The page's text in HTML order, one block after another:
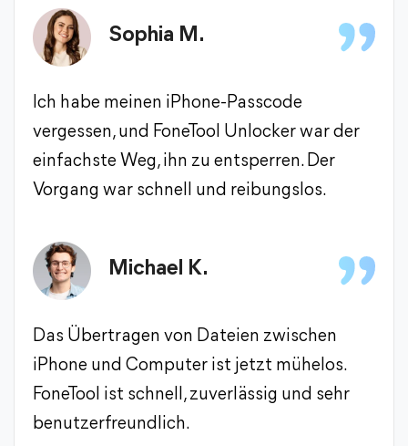
Sophia M.
Ich habe meinen iPhone-Passcode
vergessen, und FoneTool Unlocker war der
einfachste Weg, ihn zu entsperren. Der
Vorgang war schnell und reibungslos.
Michael K.
Das Übertragen von Dateien zwischen
iPhone und Computer ist jetzt mühelos.
FoneTool ist schnell, zuverlässig und sehr
benutzerfreundlich.